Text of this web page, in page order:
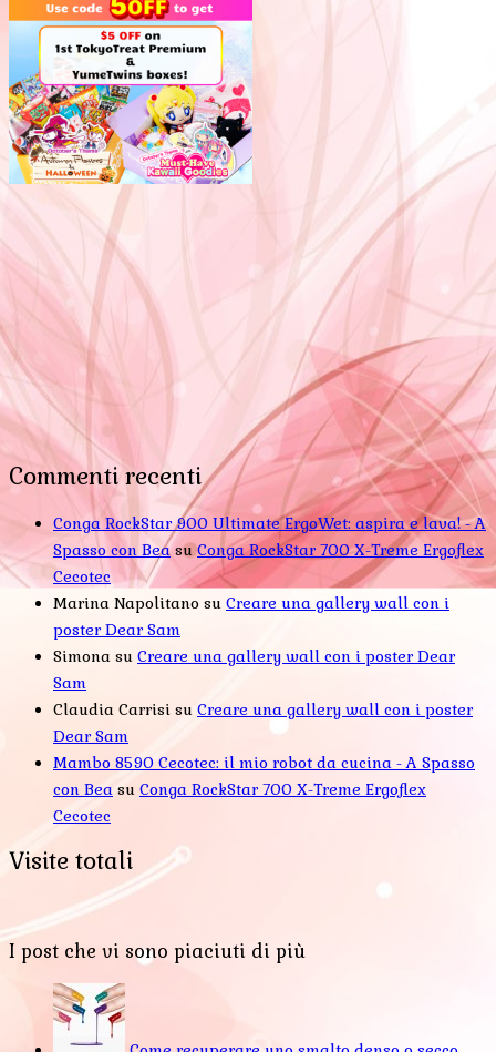
Commenti recenti
Conga RockStar 900 Ultimate ErgoWet: aspira e lava! - A
Spasso con BeasuConga RockStar 700 X-Treme Ergoflex
Cecotec
Marina Napolitano su Creare una gallery wall con i
poster Dear Sam
Simona su Creare una gallery wall con i poster Dear
Sam
Claudia Carrisi su Creare una gallery wall con i poster
Dear Sam
Mambo 8590 Cecotec: il mio robot da cucina - A Spasso
con Bea su Conga RockStar 700 X-Treme Ergoflex
Cecotec
Visite totali
I post che vi sono piaciuti di più